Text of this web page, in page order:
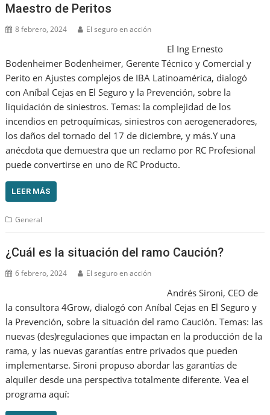
Maestro de Peritos
8 febrero, 2024 El seguro en acción
El Ing Ernesto
Bodenheimer Bodenheimer, Gerente Técnico y Comercial y
Perito en Ajustes complejos de IBA Latinoamérica, dialogó
con Aníbal Cejas en El Seguro y la Prevención, sobre la
liquidación de siniestros. Temas: la complejidad de los
incendios en petroquímicas, siniestros con aerogeneradores,
los daños del tornado del 17 de diciembre, y más.Y una
anécdota que demuestra que un reclamo por RC Profesional
puede convertirse en uno de RC Producto.
LEER MÁS
General
¿Cuál es la situación del ramo Caución?
6 febrero, 2024 El seguro en acción
Andrés Sironi, CEO de
la consultora 4Grow, dialogó con Aníbal Cejas en El Seguro y
la Prevención, sobre la situación del ramo Caución. Temas: las
nuevas (des)regulaciones que impactan en la producción de la
rama, y las nuevas garantías entre privados que pueden
implementarse. Sironi propuso abordar las garantías de
alquiler desde una perspectiva totalmente diferente. Vea el
programa aquí: